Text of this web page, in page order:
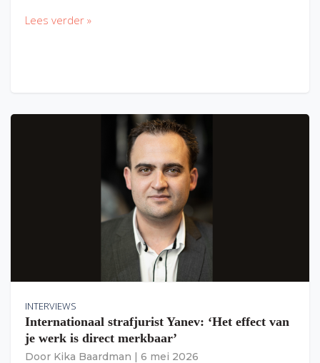
Lees verder »
INTERVIEWS
Internationaal strafjurist Yanev: ‘Het effect van
je werk is direct merkbaar’
Door Kika Baardman 6 mei 2026